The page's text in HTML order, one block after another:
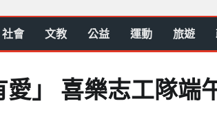
社會 文教 公益 運動 旅遊
」 喜樂志工隊端